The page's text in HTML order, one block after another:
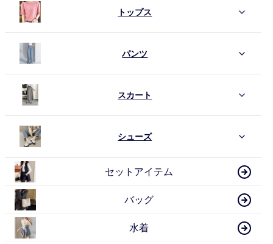
トップス
パンツ
スカート
シューズ
セットアイテム
バッグ
水着